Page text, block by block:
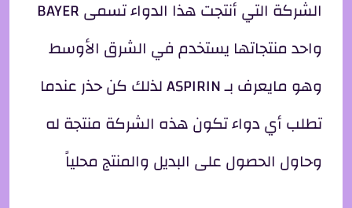
الشركة التي أنتجت هذا الدواء تسمى BAYER
واحد منتجاتها يستخدم في الشرق الأوسط
وهو مايعرف بـ ASPIRIN لذلك كن حذر عندما
تطلب أي دواء تكون هذه الشركة منتجة له
وحاول الحصول على البديل والمنتج محلياً